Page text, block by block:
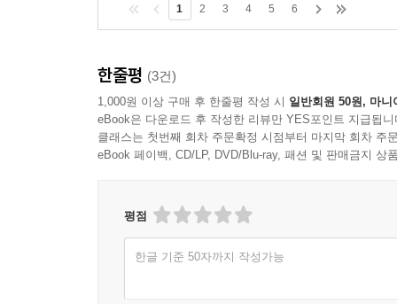
1 2 3 4 5 6
한줄평 (3건)
1,000원 이상 구매 후 한줄평 작성 시 일반회원 50원, 마니
eBook은 다운로드 후 작성한 리뷰만 YES포인트 지급됩니
클래스는 첫번째 회차 주문확정 시점부터 마지막 회차 주
eBook 페이백, CD/LP, DVD/Blu-ray, 패션 및 판매금지 상
평점
한글 기준 50자까지 작성가능